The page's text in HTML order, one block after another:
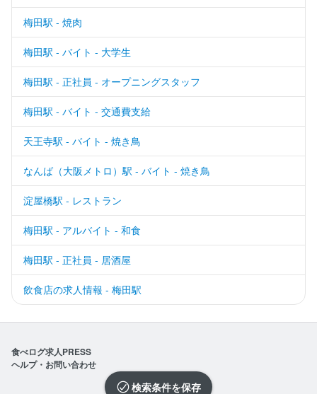
検索条件を保存
梅田駅 - 焼肉
梅田駅 - バイト - 大学生
梅田駅 - 正社員 - オープニングスタッフ
梅田駅 - バイト - 交通費支給
天王寺駅 - バイト - 焼き鳥
なんば（大阪メトロ）駅 - バイト - 焼き鳥
淀屋橋駅 - レストラン
梅田駅 - アルバイト - 和食
梅田駅 - 正社員 - 居酒屋
飲食店の求人情報 - 梅田駅
食べログ求人PRESS
ヘルプ・お問い合わせ